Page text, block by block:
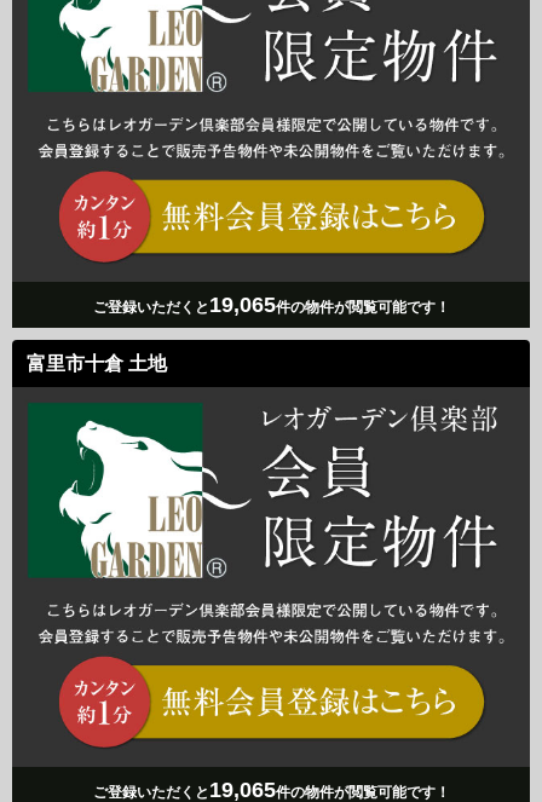
ご登録いただくと 19,065件の物件が閲覧可能です！
富里市十倉 土地
ご登録いただくと 19,065件の物件が閲覧可能です！